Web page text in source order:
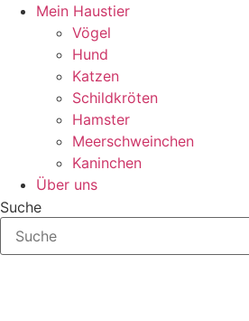
Mein Haustier
Vögel
Hund
Katzen
Schildkröten
Hamster
Meerschweinchen
Kaninchen
Über uns
Suche